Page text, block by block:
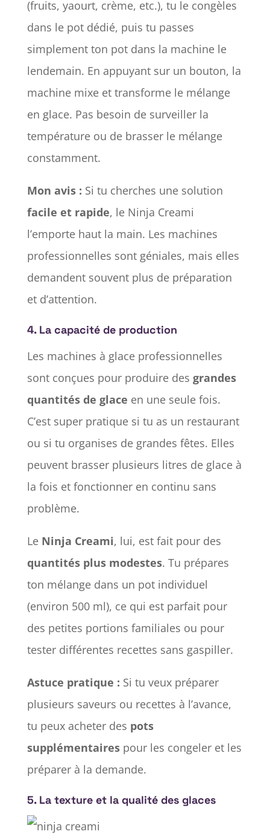
(fruits, yaourt, crème, etc.), tu le congèles
dans le pot dédié, puis tu passes
simplement ton pot dans la machine le
lendemain. En appuyant sur un bouton, la
machine mixe et transforme le mélange
en glace. Pas besoin de surveiller la
température ou de brasser le mélange
constamment.
Mon avis : Si tu cherches une solution
facile et rapide, le Ninja Creami
l’emporte haut la main. Les machines
professionnelles sont géniales, mais elles
demandent souvent plus de préparation
et d’attention.
4. La capacité de production
Les machines à glace professionnelles
sont conçues pour produire des grandes
quantités de glace en une seule fois.
C’est super pratique si tu as un restaurant
ou si tu organises de grandes fêtes. Elles
peuvent brasser plusieurs litres de glace à
la fois et fonctionner en continu sans
problème.
Le Ninja Creami, lui, est fait pour des
quantités plus modestes. Tu prépares
ton mélange dans un pot individuel
(environ 500 ml), ce qui est parfait pour
des petites portions familiales ou pour
tester différentes recettes sans gaspiller.
Astuce pratique : Si tu veux préparer
plusieurs saveurs ou recettes à l’avance,
tu peux acheter des pots
supplémentairespour les congeler et les
préparer à la demande.
5. La texture et la qualité des glaces